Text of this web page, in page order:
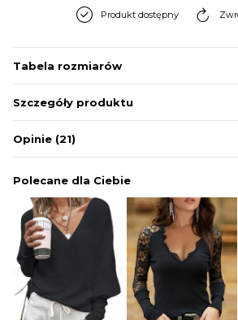
BIELIZNA
Produkt dostępny
Tabela rozmiarów
Szczegóły produktu
Opinie (21)
Polecane dla Ciebie